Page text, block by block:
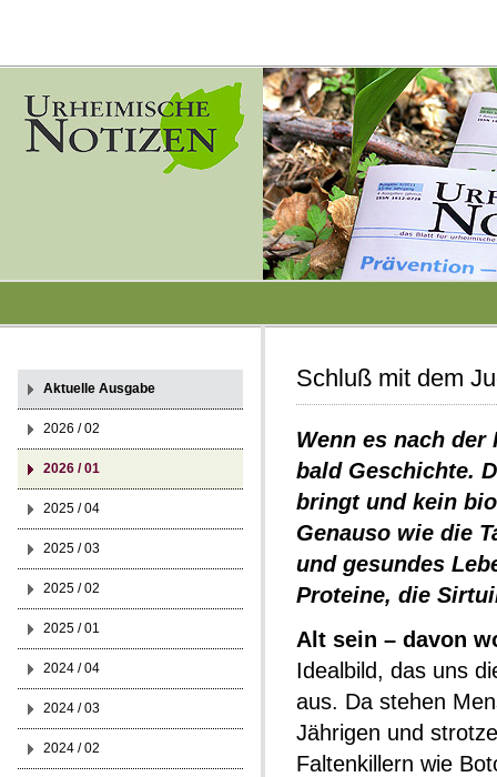
Schluß mit dem
Wenn es nach
bald Geschichte.
bringt und kein
Genauso wie die
und gesundes
Proteine, die
Alt sein – davon
Idealbild, das uns
aus. Da stehen
Jährigen und
Faltenkillern wie
Aktuelle Ausgabe
2026 / 02
2026 / 01
2025 / 04
2025 / 03
2025 / 02
2025 / 01
2024 / 04
2024 / 03
2024 / 02